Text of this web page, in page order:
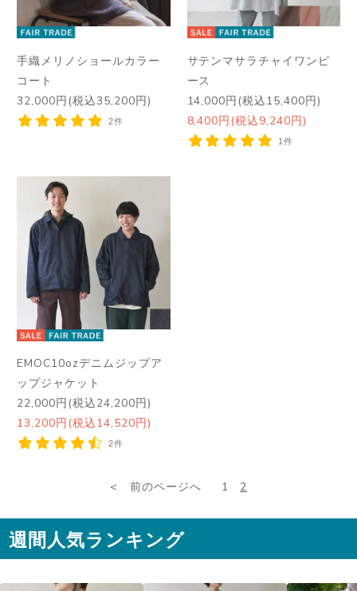
手織メリノショールカラー
コート
32,000円(税込35,200円)
2件
サテンマサラチャイワンピ
ース
14,000円(税込15,400円)
8,400円(税込9,240円)
1件
EMOC10ozデニムジップア
ップジャケット
22,000円(税込24,200円)
13,200円(税込14,520円)
2件
前のページへ 1 2
週間人気ランキング